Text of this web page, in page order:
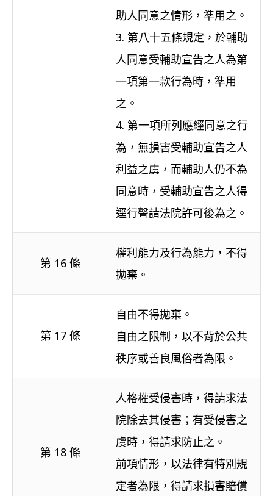
助人同意之情形，準用之。
3. 第八十五條規定，於輔助
人同意受輔助宣告之人為第
一項第一款行為時，準用
之。
4. 第一項所列應經同意之行
為，無損害受輔助宣告之人
利益之虞，而輔助人仍不為
同意時，受輔助宣告之人得
逕行聲請法院許可後為之。
第 16 條
權利能力及行為能力，不得
拋棄。
第 17 條
自由不得拋棄。
自由之限制，以不背於公共
秩序或善良風俗者為限。
第 18 條
人格權受侵害時，得請求法
院除去其侵害；有受侵害之
虞時，得請求防止之。
前項情形，以法律有特別規
定者為限，得請求損害賠償